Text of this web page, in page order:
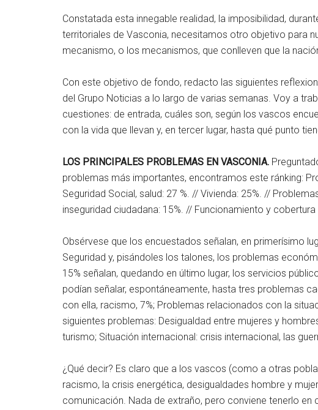
Constatada esta innegable realidad, la imposibilidad,
territoriales de Vasconia, necesitamos otro objetivo para
mecanismo, o los mecanismos, que conlleven que la
Con este objetivo de fondo, redacto las siguientes
del Grupo Noticias a lo largo de varias semanas. Voy a
cuestiones: de entrada, cuáles son, según los vascos
con la vida que llevan y, en tercer lugar, hasta qué punto
LOS PRINCIPALES PROBLEMAS EN VASCONIA.
problemas más importantes, encontramos este ránking:
Seguridad Social, salud: 27 %. // Vivienda: 25%. //
inseguridad ciudadana: 15%. // Funcionamiento y
Obsérvese que los encuestados señalan, en primerísimo
Seguridad y, pisándoles los talones, los problemas
15% señalan, quedando en último lugar, los servicios
podían señalar, espontáneamente, hasta tres problemas
con ella, racismo, 7%; Problemas relacionados con la
siguientes problemas: Desigualdad entre mujeres y
turismo; Situación internacional: crisis internacional, las
¿Qué decir? Es claro que a los vascos (como a otras
racismo, la crisis energética, desigualdades hombre y
comunicación. Nada de extraño, pero conviene tenerlo